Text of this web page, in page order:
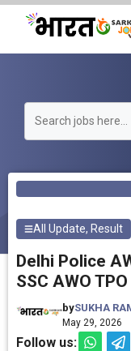
Skip
content
All Update, Result
Delhi Police
SSC AWO
bySUKHA
May 29, 2026
Follow us: